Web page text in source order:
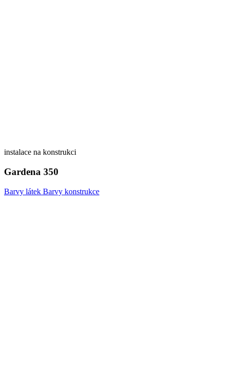
instalace na konstrukci
Gardena 350
Barvy látek Barvy konstrukce